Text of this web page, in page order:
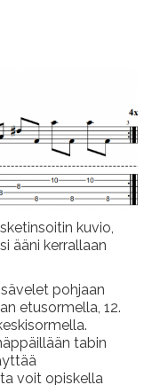
kuvio,
ääni kerrallaan
pohjaan
etusormella, 12.
tabin
voit opiskella